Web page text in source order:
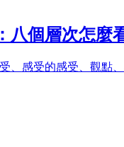
八個層次怎麼
、感受的感受、觀點